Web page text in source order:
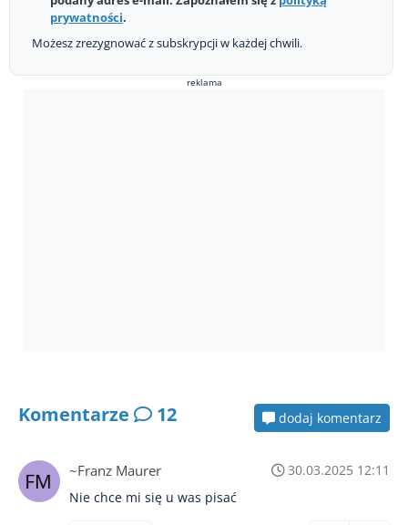
prywatności.
Możesz zrezygnować z subskrypcji w każdej chwili.
reklama
Komentarze 12 dodaj komentarz
~Franz Maurer
30.03.2025 12:11
Nie chce mi się u was pisać